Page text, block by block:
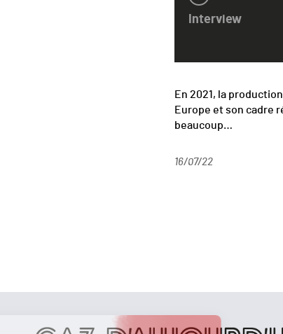
Interview
En 2021, la
Europe et son cadre
beaucoup…
16/07/22